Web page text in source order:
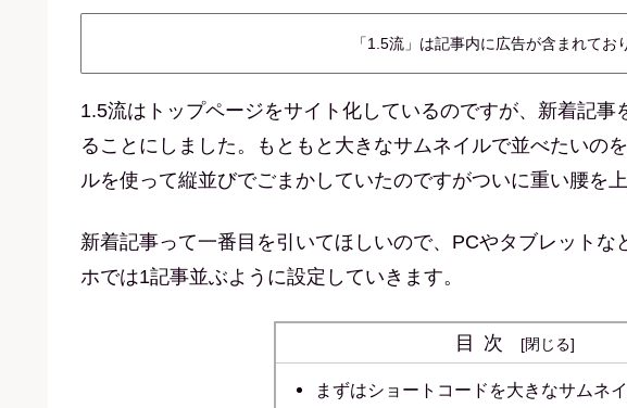
「1.5流」は記事内に広告が含まれてお
1.5流はトップページをサイト化しているのですが、新着記
ることにしました。もともと大きなサムネイルで並べたいの
ルを使って縦並びでごまかしていたのですがついに重い腰を上
新着記事って一番目を引いてほしいので、PCやタブレット
ホでは1記事並ぶように設定していきます。
目次
まずはショートコードを大きなサムネ